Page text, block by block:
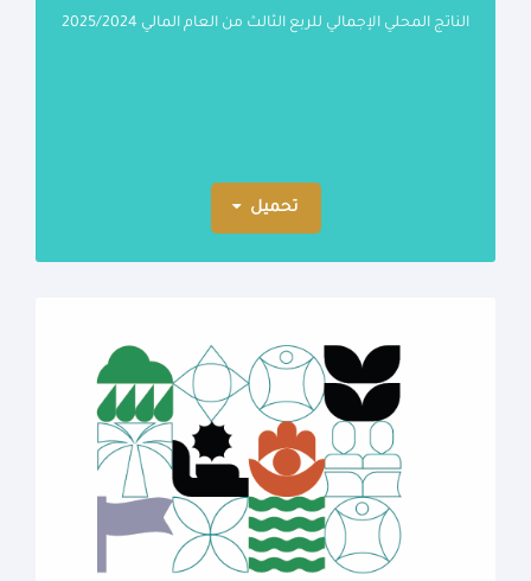
الناتج المحلي الإجمالي للربع الثالث من العام المالي 2025/2024
تحميل